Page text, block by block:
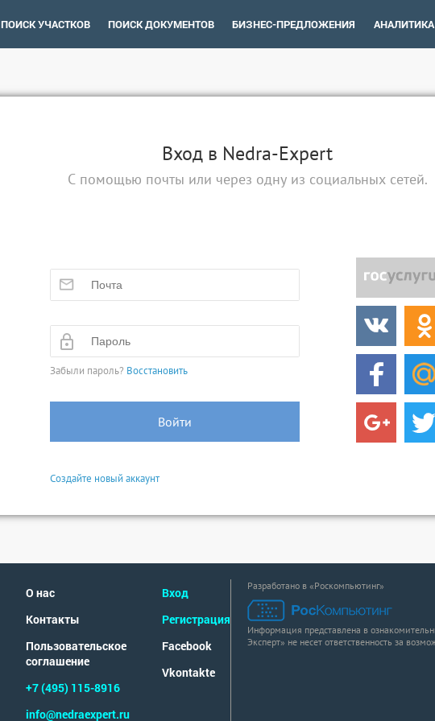
ПОИСК УЧАСТКОВ ПОИСК ДОКУМЕНТОВ БИЗНЕС-ПРЕДЛОЖЕНИЯ АНАЛИТИКА
Вход в Nedra-Expert
С помощью почты или через одну из социальных сетей.
Забыли пароль? Восстановить
Войти
Создайте новый аккаунт
О нас
Контакты
Пользовательское
соглашение
+7 (495) 115-8916
info@nedraexpert.ru
Вход
Регистрация
Facebook
Vkontakte
Разработано в «Роскомпьютинг»
Информация представлена в
Эксперт» не несет ответственность за